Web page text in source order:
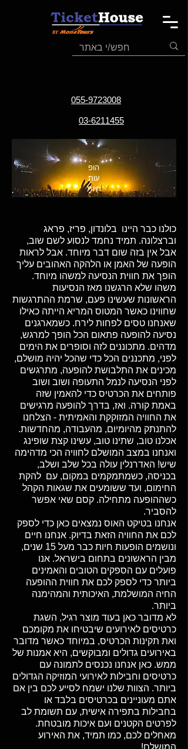
055-9723008
03-6211455
הופ
עות
חיות
כולנו כבר היינו בלונדון, פריז, פראג
וברצלונה. תמיד נחמד לנסוע לשם שוב,
אבל אין בזה שום דבר מיוחד. אבל לראות
הופעה של האמן או הלהקה האהובים עליך
הופך את חווית הנסיעה למשהו מיוחד.
משהו שלא הרגשנו מאז הנסיעות
הראשונות שעשינו פעם, שרמת ההתרגשות
שחווינו כאשר המטוס המריא הייתה כאילו
שאנחנו טסים לפחות לירח. כשמארגנים
נסיעה להופעה פתאום הכל הופך למרגש,
מדהים. מתכוננים לזה וסופרים את הימים
לפני, מתכננים הכל כדי שהכל יהיה מושלם,
מכינים את התלבושת להופעה, מתרגשים
לפני הנסיעה לנמל התעופה ושוב ושוב
פותחים את הכרטיס כדי להאמין שזה
באמת קורה. ואז, בדרך להופעה מרגישים
את החוויה המזוקקת והאמיתית - הצלחנו
להתנתק מהיומיום, מהעבודה, מהחדשות.
אכלנו טוב, שתינו טוב, עשינו קצת שופינג
ואנחנו במצב המושלם לחוויה הכי מדהימה
שיש! האדרנלין עולה בכל שלב ושלב,
בכניסה, כשמתמקמים במקום, עם להקת
החימום, ועד ששומעים את שגאות הקהל
כשההופעה מתחילה. קסם שאי אפשר
להסביר.
אנחנו בטיקט האוס נמצאים כאן כדי לספק
לכם את החוויה הזאת בדיוק. אנחנו חיים
ונושמים הופעות חיות כבר מעל 15 שנים,
מבין הראשונים בתחום בישראל. אנו
פועלים עם הספקים הטובים והאמינים
ביותר כדי לספק לכם את חווית ההופעה
החיה המושלמת, האיכותית והמהימנה
ביותר.
לא מדובר כאן בעוד מוצר רגיל, השגת
כרטיסים לאירועים שיבטיחו את מקומכם
ואת תקינות הכרטיס, במיוחד כאשר מדובר
באירועים גדולים ומבוקשים, היא אמנות של
ממש. כאן אנחנו נכנסים לתמונה עם
כרטיסים וחבילות לאירועי המוזיקה הגדולים
ביותר. הצוות שלנו ישמח לסייע לכם בין אם
אתם מעוניינים בכרטיסים בלבד או
בחבילות בתפירה אישית, עם תשומת לב
לפרטים הקטנים ועם איכות מובטחת.
מאחלים לכם, כמו תמיד, את האירוע
המושלם!